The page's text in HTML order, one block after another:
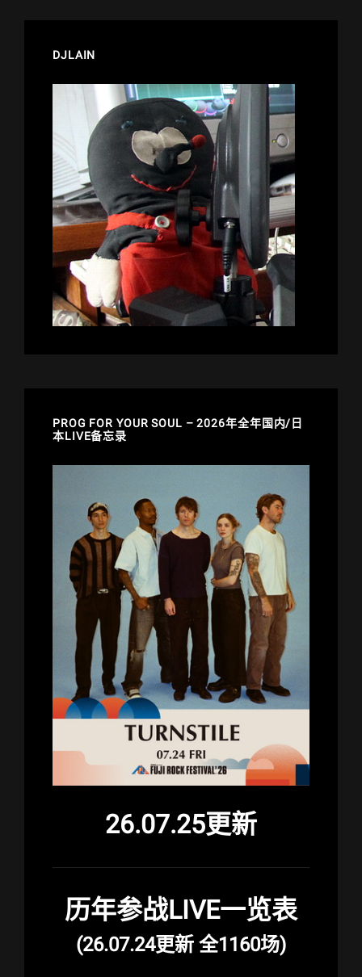
DJLAIN
PROG FOR YOUR SOUL – 2026年全年国内/日
本LIVE备忘录
26.07.25更新
历年参战LIVE一览表
(26.07.24更新 全1160场)